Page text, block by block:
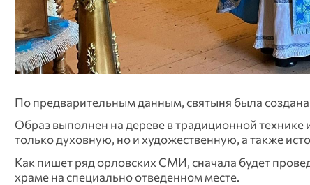
По предварительным данным, святыня была создана
Образ выполнен на дереве в традиционной
только духовную, но и художественную, а также
Как пишет ряд орловских СМИ, сначала будет
храме на специально отведенном месте.